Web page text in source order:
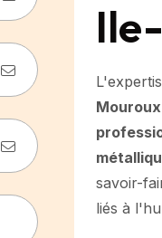
savoir-
liés à